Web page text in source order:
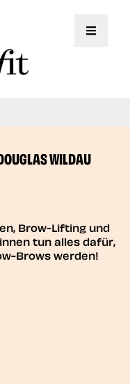
Toggle
WILDAU
Brow-Lifting und
tun alles dafür,
Brows werden!